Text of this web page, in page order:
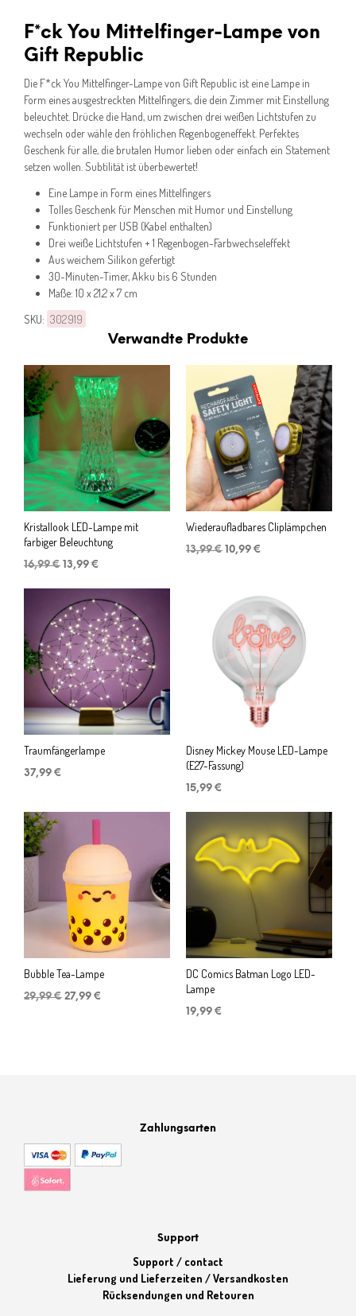
F*ck You Mittelfinger-Lampe von
Gift Republic
Die F*ck You Mittelfinger-Lampe von Gift Republic ist eine Lampe in
Form eines ausgestreckten Mittelfingers, die dein Zimmer mit Einstellung
beleuchtet. Drücke die Hand, um zwischen drei weißen Lichtstufen zu
wechseln oder wähle den fröhlichen Regenbogeneffekt. Perfektes
Geschenk für alle, die brutalen Humor lieben oder einfach ein Statement
setzen wollen. Subtilität ist überbewertet!
Eine Lampe in Form eines Mittelfingers
Tolles Geschenk für Menschen mit Humor und Einstellung
Funktioniert per USB (Kabel enthalten)
Drei weiße Lichtstufen + 1 Regenbogen-Farbwechseleffekt
Aus weichem Silikon gefertigt
30-Minuten-Timer, Akku bis 6 Stunden
Maße: 10 x 21,2 x 7 cm
SKU: 302919
Verwandte Produkte
Kristallook LED-Lampe mit
farbiger Beleuchtung
16,99€ Ursprünglicher
war:
16,99 €
13,99 €
ist:
13,99 €.
Wiederaufladbares Cliplämpchen
13,99€ Ursprünglicher
10,99 €
Traumfängerlampe
37,99 €
Disney Mickey Mouse LED-Lampe
(E27-Fassung)
15,99 €
Bubble Tea-Lampe
29,99€ Ursprünglicher
27,99 €
DC Comics Batman Logo LED-
Lampe
19,99 €
Zahlungsarten
Support
Support / contact
Lieferung und Lieferzeiten / Versandkosten
Rücksendungen und Retouren